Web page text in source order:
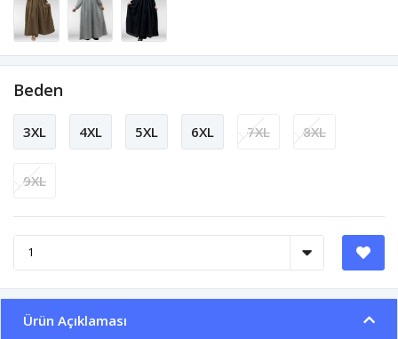
Beden
3XL 4XL 5XL 6XL 7XL 8XL
9XL
Ürün Açıklaması